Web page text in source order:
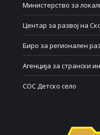
Министерство за
Центар за развој на
Биро за регионален
Агенција за странски
СОС Детско село